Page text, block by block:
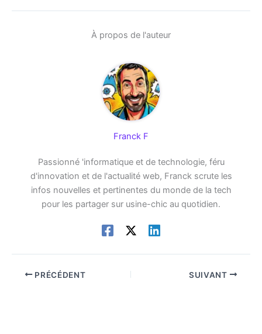
À propos de l'auteur
Franck F
Passionné 'informatique et de technologie, féru
d'innovation et de l'actualité web, Franck scrute les
infos nouvelles et pertinentes du monde de la tech
pour les partager sur usine-chic au quotidien.
PRÉCÉDENT SUIVANT